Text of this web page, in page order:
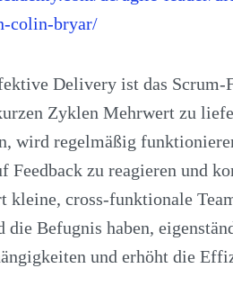
colin-bryar/
Delivery ist das Scrum-
Zyklen Mehrwert zu
wird regelmäßig
Feedback zu reagieren und
kleine, cross-funktionale
die Befugnis haben,
und erhöht die